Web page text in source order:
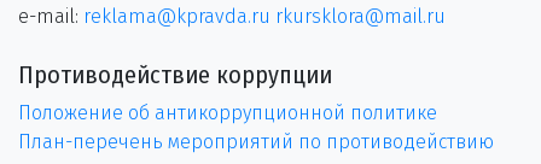
e-mail: reklama@kpravda.ru rkursklora@mail.ru
Противодействие коррупции
Положение об антикоррупционной политике
План-перечень мероприятий по противодействию